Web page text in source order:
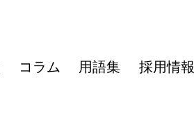
コラム 用語集 採用情報